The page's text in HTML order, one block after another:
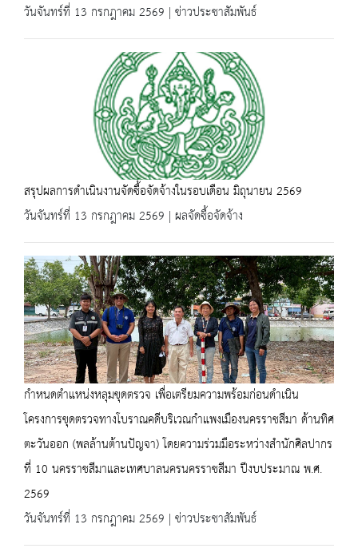
วันจันทร์ที่ 13 กรกฎาคม 2569 | ข่าวประชาสัมพันธ์
สรุปผลการดำเนินงานจัดซื้อจัดจ้างในรอบเดือน มิถุนายน 2569
วันจันทร์ที่ 13 กรกฎาคม 2569 | ผลจัดซื้อจัดจ้าง
กำหนดตำแหน่งหลุมขุดตรวจ เพื่อเตรียมความพร้อมก่อนดำเนิน
โครงการขุดตรวจทางโบราณคดีบริเวณกำแพงเมืองนครราชสีมา ด้านทิศ
ตะวันออก (พลล้านต้านปัญจา) โดยความร่วมมือระหว่างสำนักศิลปากร
ที่ 10 นครราชสีมาและเทศบาลนครนครราชสีมา ปีงบประมาณ พ.ศ.
2569
วันจันทร์ที่ 13 กรกฎาคม 2569 | ข่าวประชาสัมพันธ์